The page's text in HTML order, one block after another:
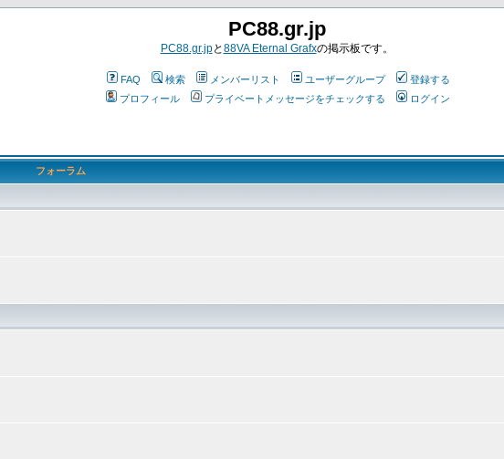
PC88.gr.jp
PC88.gr.jpと88VA Eternal Grafxの掲示板です。
FAQ 検索 メンバーリスト ユーザーグループ
登録する
プロフィール
プライベートメッセージをチェックする ログイン
フォーラム